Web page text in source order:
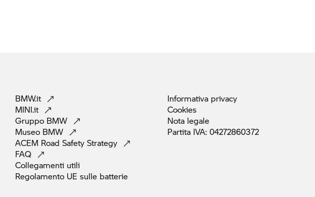
BMW.it
MINI.it
Gruppo BMW
Museo BMW
ACEM Road Safety Strategy
FAQ
Collegamenti utili
Regolamento UE sulle batterie
Informativa privacy
Cookies
Nota legale
Partita IVA: 04272860372